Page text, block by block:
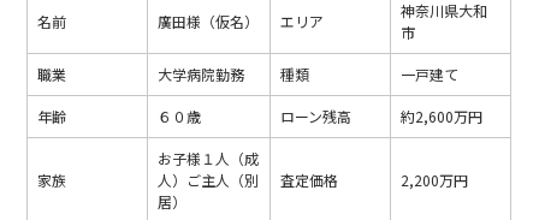
名前 廣田様（仮名） エリア
神奈川県大和
市
職業 大学病院勤務 種類 一戸建て
年齢 ６０歳 ローン残高 約2,600万円
家族
お子様１人（成
人）ご主人（別
居）
査定価格 2,200万円